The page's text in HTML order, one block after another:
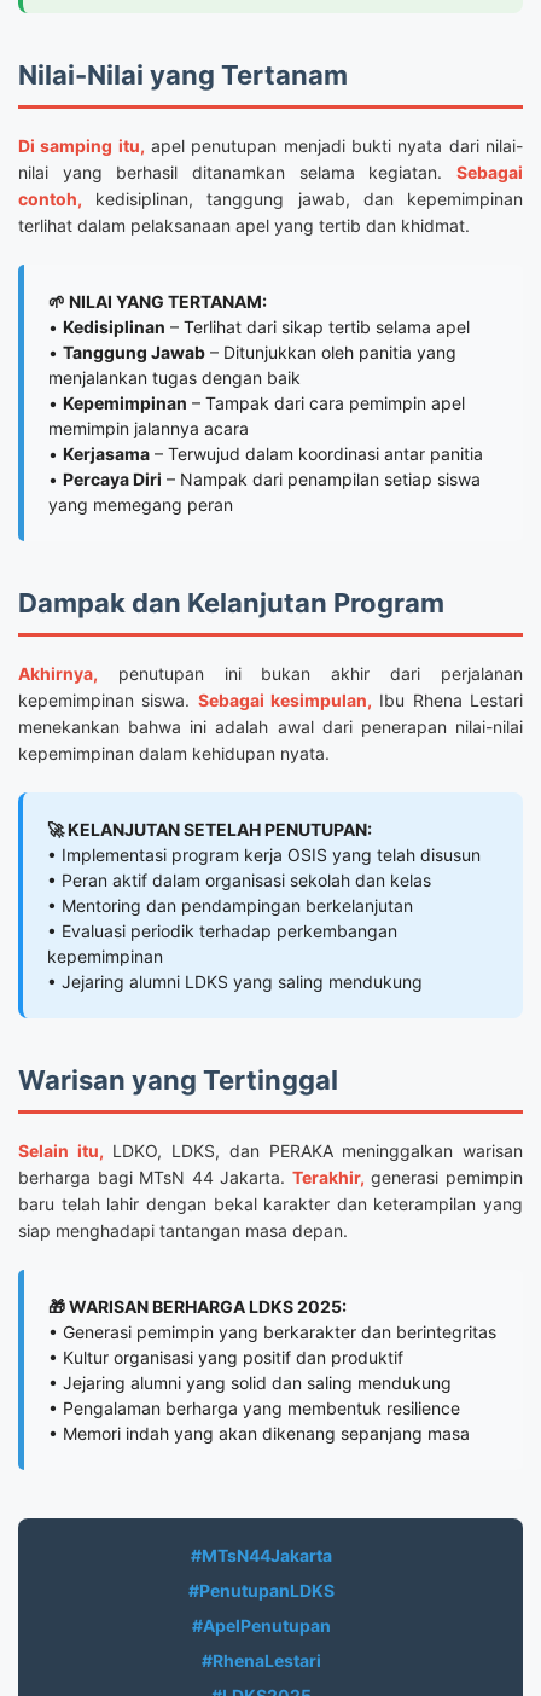
Nilai-Nilai yang Tertanam
Di samping itu, apel penutupan menjadi bukti nyata dari nilai-
nilai yang berhasil ditanamkan selama kegiatan. Sebagai
contoh, kedisiplinan, tanggung jawab, dan kepemimpinan
terlihat dalam pelaksanaan apel yang tertib dan khidmat.
🌱 NILAI YANG TERTANAM:
• Kedisiplinan – Terlihat dari sikap tertib selama apel
• Tanggung Jawab – Ditunjukkan oleh panitia yang
menjalankan tugas dengan baik
• Kepemimpinan – Tampak dari cara pemimpin apel
memimpin jalannya acara
• Kerjasama – Terwujud dalam koordinasi antar panitia
• Percaya Diri – Nampak dari penampilan setiap siswa
yang memegang peran
Dampak dan Kelanjutan Program
Akhirnya, penutupan ini bukan akhir dari perjalanan
kepemimpinan siswa. Sebagai kesimpulan, Ibu Rhena Lestari
menekankan bahwa ini adalah awal dari penerapan nilai-nilai
kepemimpinan dalam kehidupan nyata.
🚀 KELANJUTAN SETELAH PENUTUPAN:
• Implementasi program kerja OSIS yang telah disusun
• Peran aktif dalam organisasi sekolah dan kelas
• Mentoring dan pendampingan berkelanjutan
• Evaluasi periodik terhadap perkembangan
kepemimpinan
• Jejaring alumni LDKS yang saling mendukung
Warisan yang Tertinggal
Selain itu, LDKO, LDKS, dan PERAKA meninggalkan warisan
berharga bagi MTsN 44 Jakarta. Terakhir, generasi pemimpin
baru telah lahir dengan bekal karakter dan keterampilan yang
siap menghadapi tantangan masa depan.
🎁 WARISAN BERHARGA LDKS 2025:
• Generasi pemimpin yang berkarakter dan berintegritas
• Kultur organisasi yang positif dan produktif
• Jejaring alumni yang solid dan saling mendukung
• Pengalaman berharga yang membentuk resilience
• Memori indah yang akan dikenang sepanjang masa
#MTsN44Jakarta
#PenutupanLDKS
#ApelPenutupan
#RhenaLestari